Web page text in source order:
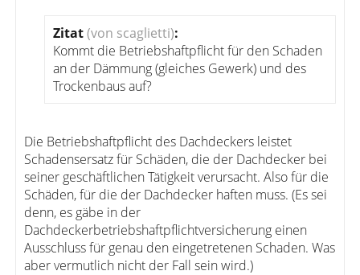
Zitat(von scaglietti):
Kommt die Betriebshaftpflicht für den Schaden
an der Dämmung (gleiches Gewerk) und des
Trockenbaus auf?
Die Betriebshaftpflicht des Dachdeckers leistet
Schadensersatz für Schäden, die der Dachdecker bei
seiner geschäftlichen Tätigkeit verursacht. Also für die
Schäden, für die der Dachdecker haften muss. (Es sei
denn, es gäbe in der
Dachdeckerbetriebshaftpflichtversicherung einen
Ausschluss für genau den eingetretenen Schaden. Was
aber vermutlich nicht der Fall sein wird.)